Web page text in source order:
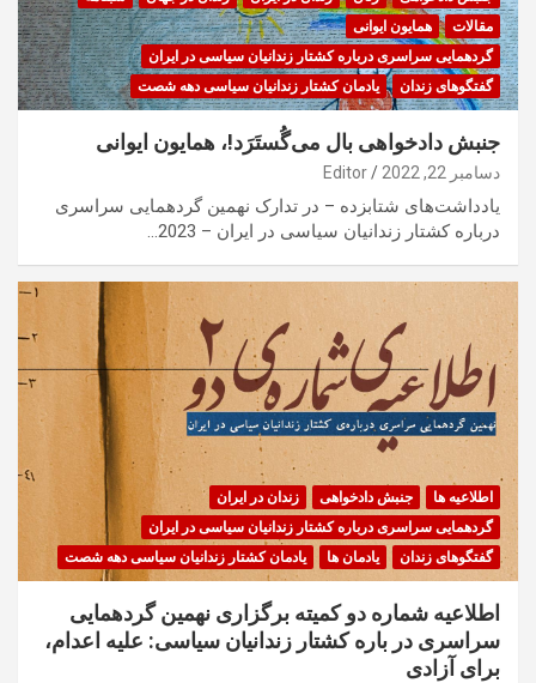
مقالات
همایون ایوانی
گردهمایی سراسری درباره کشتار زندانیان سیاسی در ایران
گفتگوهای زندان
یادمان کشتار زندانیان سیاسی دهه شصت
جنبش دادخواهی بال می‌گُستَرَد!، همایون ایوانی
دسامبر 22, 2022 Editor
یادداشت‌های شتابزده – در تدارک نهمین گردهمایی سراسری
درباره کشتار زندانیان سیاسی در ایران – 2023…
اطلاعیه ها جنبش دادخواهی
زندان در ایران
گردهمایی سراسری درباره کشتار زندانیان سیاسی در ایران
گفتگوهای زندان
یادمان ها یادمان کشتار زندانیان سیاسی دهه شصت
اطلاعیه شماره دو کمیته برگزاری نهمین گردهمایی
سراسری در باره کشتار زندانیان سیاسی: علیه اعدام،
برای آزادی